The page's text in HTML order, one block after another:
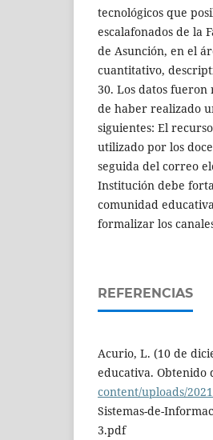
tecnológicos que
escalafonados de la
de Asunción, en el
cuantitativo,
30. Los datos
de haber realizado
siguientes: El
utilizado por los
seguida del correo
Institución debe
comunidad
formalizar los
REFERENCIAS
Acurio, L. (10 de
educativa. Obtenido
content/uploads/
Sistemas-de-
3.pdf